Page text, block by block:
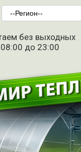
без выходных
до 23:00